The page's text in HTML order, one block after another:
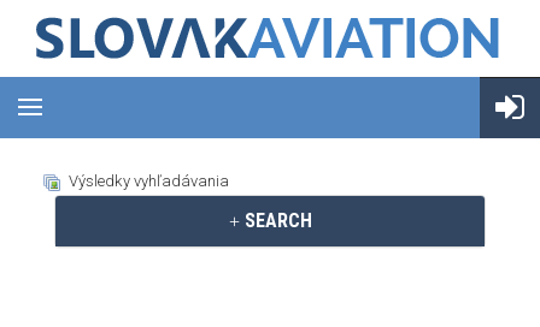
Výsledky vyhľadávania
SEARCH